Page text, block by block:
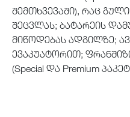
შემთხვევაში), რაც
შეცვლას; ბატარეის
მიწოდებას ადგილზე;
ევაკუატორით;
(Special და Premium